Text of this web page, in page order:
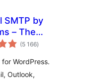
SMTP by
– The
SMTP
(5 166celkové
hodnotenie
)
WordPress.
Outlook,